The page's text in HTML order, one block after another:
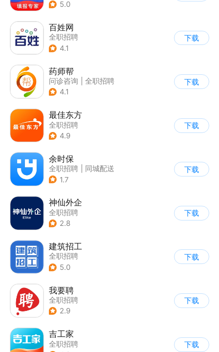
5.0
百姓网
全职招聘
4.1
下载
药师帮
问诊咨询
全职招聘
4.1
下载
最佳东方
全职招聘
4.9
下载
余时保
全职招聘
同城配送
1.7
下载
神仙外企
全职招聘
2.8
下载
建筑招工
全职招聘
5.0
下载
我要聘
全职招聘
2.9
下载
吉工家
全职招聘
下载